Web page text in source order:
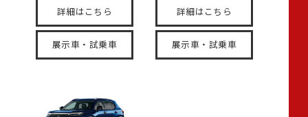
詳細はこちら
展示車・試乗車
詳細はこちら
展示車・試乗車